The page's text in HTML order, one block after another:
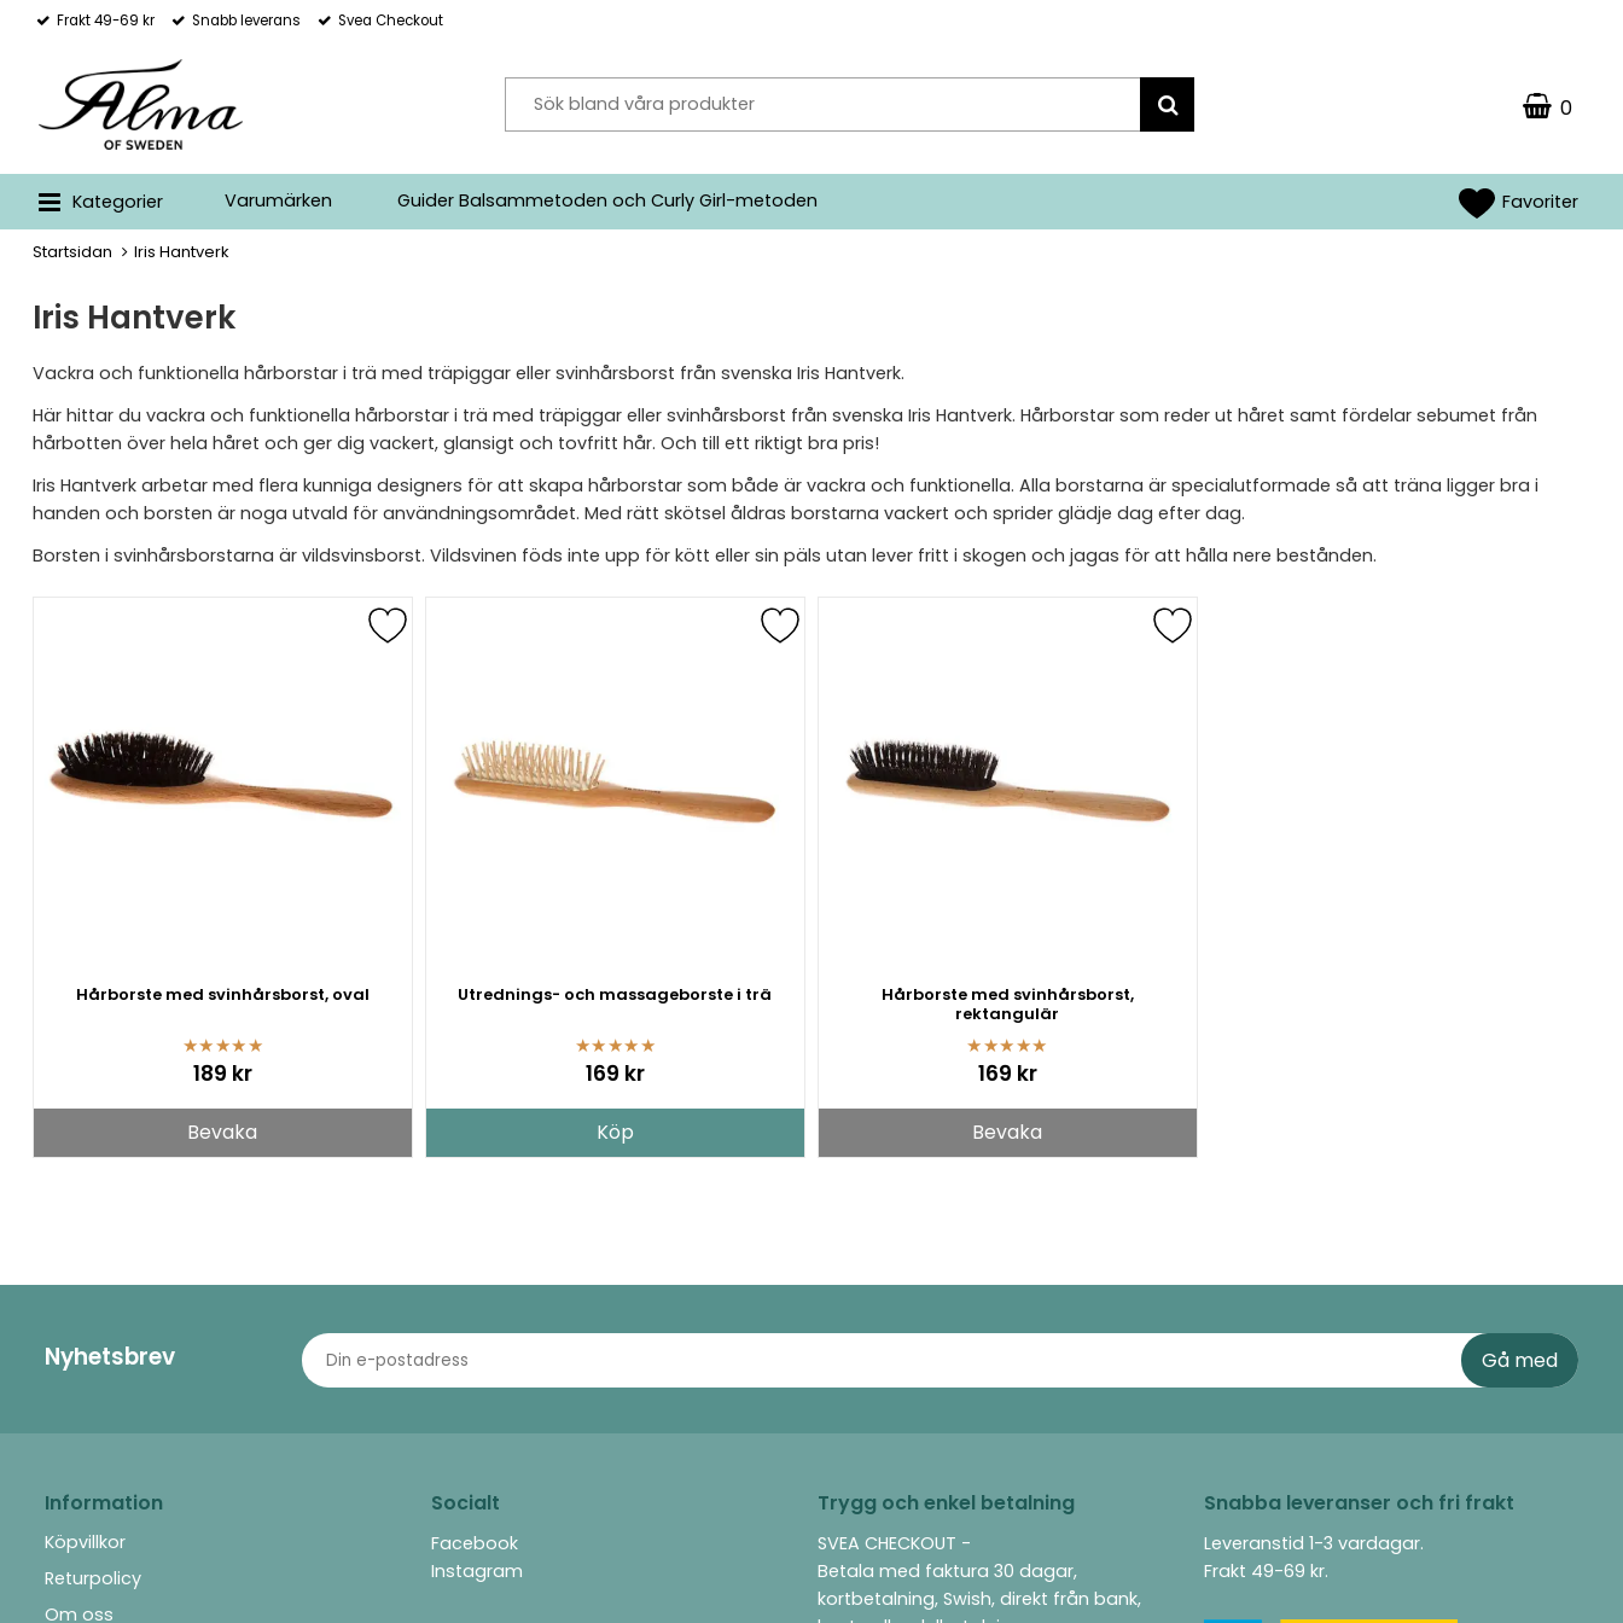
Frakt 49-69 kr Snabb leverans Svea Checkout
0
Favoriter
Kategorier Varumärken Guider Balsammetoden och Curly Girl-metoden
Startsidan Iris Hantverk
Iris Hantverk
Vackra och funktionella hårborstar i trä med träpiggar eller svinhårsborst från svenska Iris Hantverk.
Här hittar du vackra och funktionella hårborstar i trä med träpiggar eller svinhårsborst från svenska Iris Hantverk. Hårborstar som reder ut håret samt fördelar sebumet från
hårbotten över hela håret och ger dig vackert, glansigt och tovfritt hår. Och till ett riktigt bra pris!
Iris Hantverk arbetar med flera kunniga designers för att skapa hårborstar som både är vackra och funktionella. Alla borstarna är specialutformade så att träna ligger bra i
handen och borsten är noga utvald för användningsområdet. Med rätt skötsel åldras borstarna vackert och sprider glädje dag efter dag.
Borsten i svinhårsborstarna är vildsvinsborst. Vildsvinen föds inte upp för kött eller sin päls utan lever fritt i skogen och jagas för att hålla nere bestånden.
Hårborste med svinhårsborst, oval
★★★★★
189 kr
Bevaka
Utrednings- och massageborste i trä
★★★★★
169 kr
Köp
Hårborste med svinhårsborst,
rektangulär
★★★★★
169 kr
Bevaka
Nyhetsbrev
Information
Köpvillkor
Returpolicy
Om oss
Socialt
Facebook
Instagram
Trygg och enkel betalning
SVEA CHECKOUT -
Betala med faktura 30 dagar,
kortbetalning, Swish, direkt från bank,
Snabba leveranser och fri frakt
Leveranstid 1-3 vardagar.
Frakt 49-69 kr.